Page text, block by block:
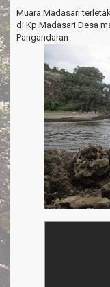
Muara Madasari
di Kp.Madasari Desa
Pangandaran